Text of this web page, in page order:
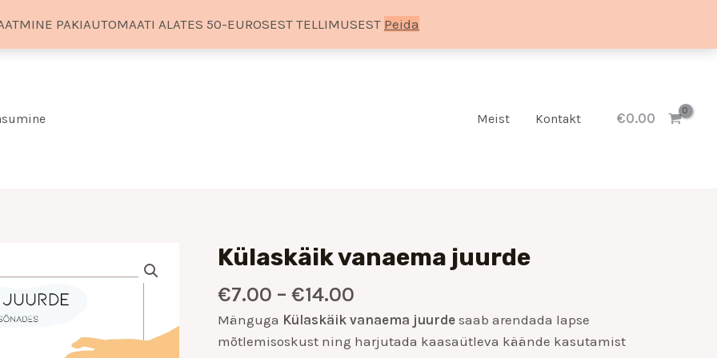
PAKIAUTOMAATI ALATES 50-EUROSEST TELLIMUSEST Peida
Meist Kontakt €0.00
Külaskäik vanaema juurde
€7.00 – €14.00
Hinnavahemik:
€14.00
Mänguga Külaskäik vanaema juurde saab arendada lapse
mõtlemisoskust ning harjutada kaasaütleva käände kasutamist
Külaskäik
juurde
kogus